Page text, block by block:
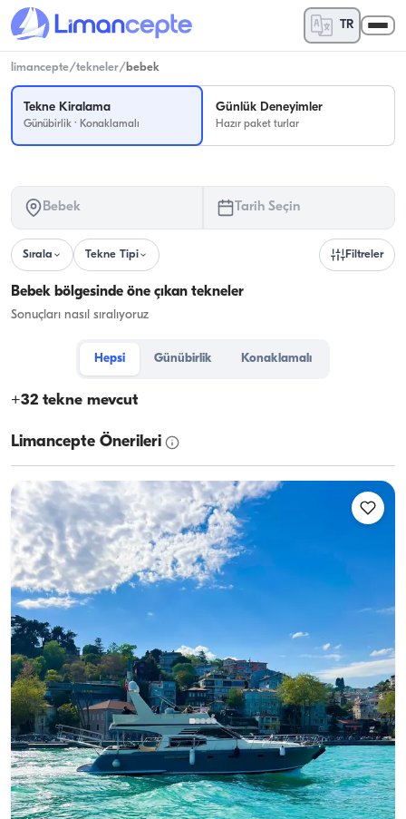
TR
limancepte/tekneler/bebek
Tekne Kiralama
Günübirlik · Konaklamalı
Günlük Deneyimler
Hazır paket turlar
Bebek Tarih Seçin
Sırala Tekne Tipi Filtreler
Bebek bölgesinde öne çıkan tekneler
Sonuçları nasıl sıralıyoruz
Hepsi Günübirlik Konaklamalı
+32 tekne mevcut
Limancepte Önerileri
Bebek, İstanbul Yeni tekne
İş Toplantılarınızı Boğaz Manzarasında Gerçekleştirin
Geniş ve Ferah Yat